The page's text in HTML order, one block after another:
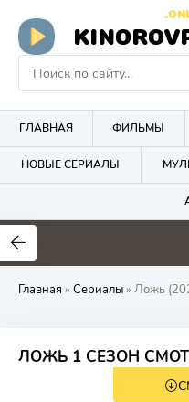
ГЛАВНАЯ ФИЛЬМЫ
НОВЫЕ СЕРИАЛЫ
Главная » Сериалы» Ложь
ЛОЖЬ 1 СЕЗОН 4.4